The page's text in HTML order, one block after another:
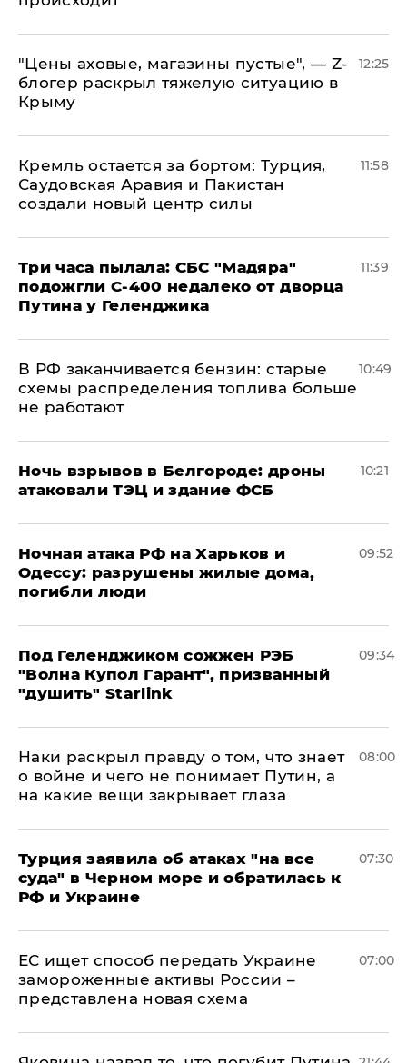
​"Цены аховые, магазины пустые", — Z-
блогер раскрыл тяжелую ситуацию в
Крыму
12:25
​Кремль остается за бортом: Турция,
Саудовская Аравия и Пакистан
создали новый центр силы
11:58
Три часа пылала: СБС "Мадяра"
подожгли С-400 недалеко от дворца
Путина у Геленджика
11:39
​В РФ заканчивается бензин: старые
схемы распределения топлива больше
не работают
10:49
​Ночь взрывов в Белгороде: дроны
атаковали ТЭЦ и здание ФСБ
10:21
​Ночная атака РФ на Харьков и
Одессу: разрушены жилые дома,
погибли люди
09:52
Под Геленджиком сожжен РЭБ
"Волна Купол Гарант", призванный
"душить" Starlink
09:34
Наки раскрыл правду о том, что знает
о войне и чего не понимает Путин, а
на какие вещи закрывает глаза
08:00
Турция заявила об атаках "на все
суда" в Черном море и обратилась к
РФ и Украине
07:30
ЕС ищет способ передать Украине
замороженные активы России –
представлена новая схема
07:00